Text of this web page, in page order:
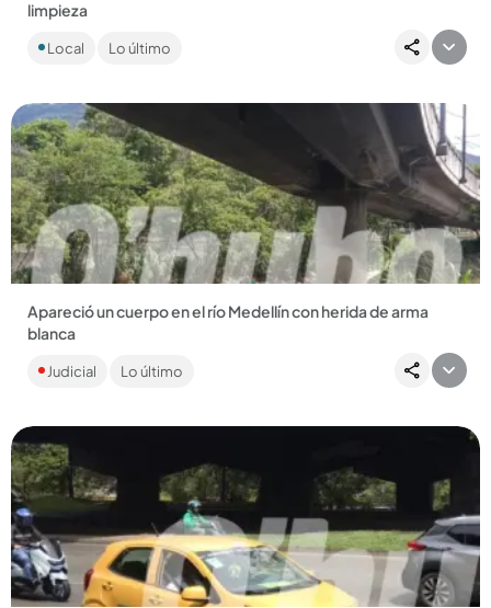
limpieza
El afluente tiene otra cara; sacaron cerca de 2,8 toneladas de
residuos de las orillas. Hubo cientos de voluntarios....
Local Lo último
Compartir Noticia
Apareció un cuerpo en el río Medellín con herida de arma
blanca
Fue avistado por la comunidad del barrio Moravia. Investigan
qué fue lo que pasó para hallar a los responsables. ...
Judicial Lo último
Compartir Noticia